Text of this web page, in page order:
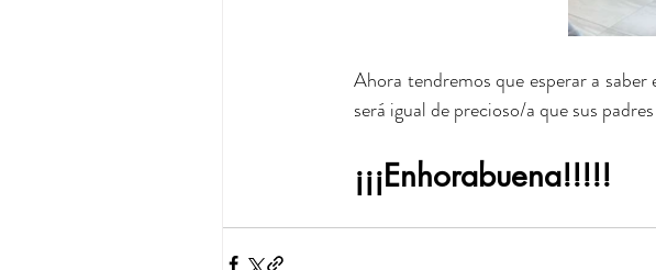
Ahora tendremos que esperar a saber
será igual de precioso/a que sus
¡¡¡Enhorabuena!!!!!